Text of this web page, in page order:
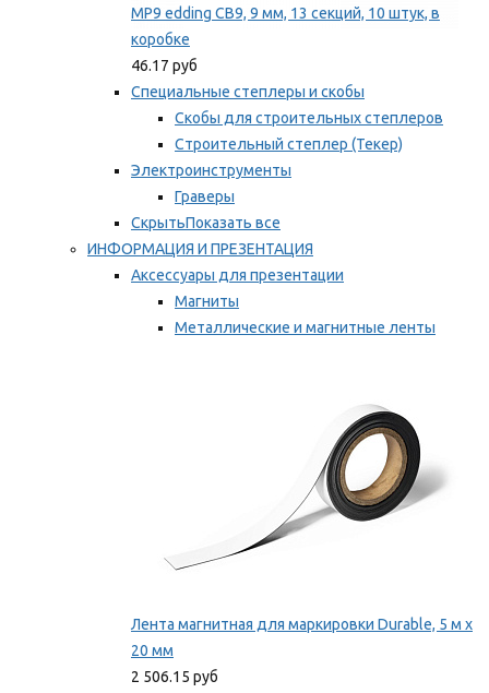
MP9 edding CB9, 9 мм, 13 секций, 10 штук, в
коробке
46.17 руб
Специальные степлеры и скобы
Скобы для строительных степлеров
Строительный степлер (Текер)
Электроинструменты
Граверы
СкрытьПоказать все
ИНФОРМАЦИЯ И ПРЕЗЕНТАЦИЯ
Аксессуары для презентации
Магниты
Металлические и магнитные ленты
Лента магнитная для маркировки Durable, 5 м х
20 мм
2 506.15 руб